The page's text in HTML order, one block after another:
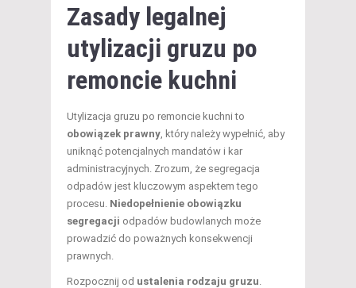
Zasady legalnej
utylizacji gruzu po
remoncie kuchni
Utylizacja gruzu po remoncie kuchni to
obowiązek prawny , który należy wypełnić, aby
uniknąć potencjalnych mandatów i kar
administracyjnych. Zrozum, że segregacja
odpadów jest kluczowym aspektem tego
procesu. Niedopełnienie obowiązku
segregacji odpadów budowlanych może
prowadzić do poważnych konsekwencji
prawnych.
Rozpocznij od ustalenia rodzaju gruzu